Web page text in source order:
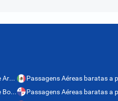
Passagens Aéreas baratas a partir de Argentina
Passagens Aéreas baratas a partir de Bolívia